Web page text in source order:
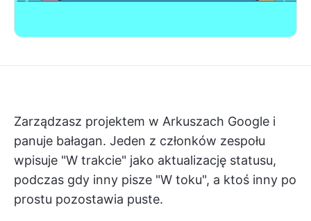
Zarządzasz projektem w Arkuszach Google i
panuje bałagan. Jeden z członków zespołu
wpisuje "W trakcie" jako aktualizację statusu,
podczas gdy inny pisze "W toku", a ktoś inny po
prostu pozostawia puste.